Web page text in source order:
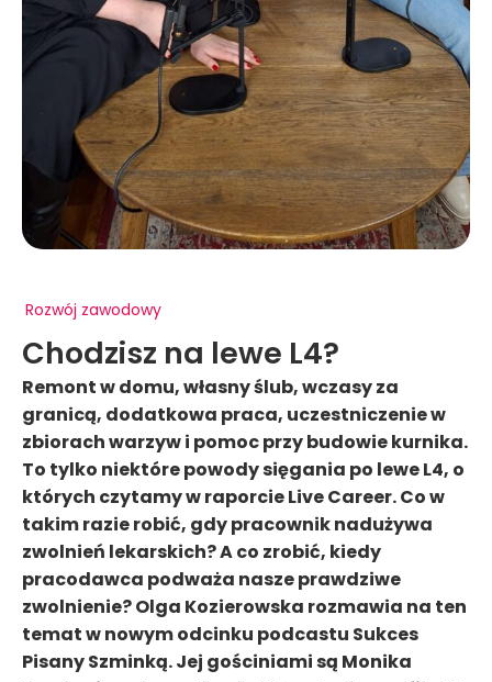
Rozwój zawodowy
Chodzisz na lewe L4?
Remont w domu, własny ślub, wczasy za
granicą, dodatkowa praca, uczestniczenie w
zbiorach warzyw i pomoc przy budowie kurnika.
To tylko niektóre powody sięgania po lewe L4, o
których czytamy w raporcie Live Career. Co w
takim razie robić, gdy pracownik nadużywa
zwolnień lekarskich? A co zrobić, kiedy
pracodawca podważa nasze prawdziwe
zwolnienie? Olga Kozierowska rozmawia na ten
temat w nowym odcinku podcastu Sukces
Pisany Szminką. Jej gościniami są Monika